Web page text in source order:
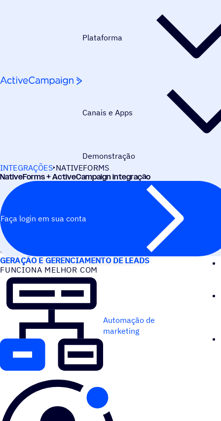
Plataforma
Canais e Apps
Demonstração
INTEGRAÇÕES NATIVEFORMS
NativeForms + ActiveCampaign integração
Faça login em sua conta
CASOS DE USO
GERAÇÃO E GERENCIAMENTO DE LEADS
FUNCIONA MELHOR COM
Automação de
marketing